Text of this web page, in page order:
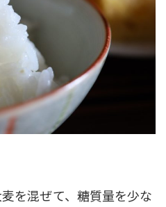
を混ぜて、糖質量を少な